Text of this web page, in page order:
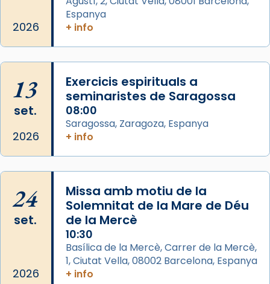
Arquebisbat de Barcelona
de Barcelona.
2 weeks ago
comitè organitzador de la visita apostòlica
del Sant Pare Lleó XIV a Barcelona, i als
col·laboradors, a la Catedral de Barcelona.
L’arquebisbe de Barcelona, el cardenal Joan
📸 Dr. G. Simón
Photo
View on Facebook ·
Arquebisbat de Barcelona
2026
Espanya
+ info
13
set.
2026
Exercicis espirituals a
seminaristes de Saragossa
08:00
Saragossa, Zaragoza, Espanya
+ info
24
set.
2026
Missa amb motiu de la
Solemnitat de la Mare de Déu
de la Mercè
10:30
Basílica de la Mercè, Carrer de la Mercè,
1, Ciutat Vella, 08002 Barcelona, Espanya
+ info